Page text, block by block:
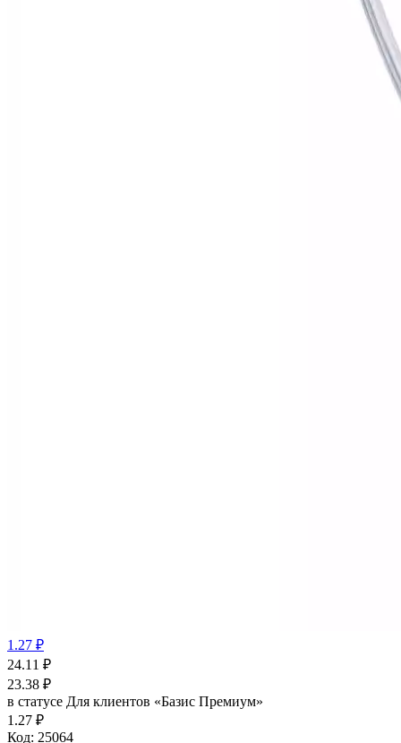
1.27 ₽
24.11 ₽
23.38 ₽
в статусе Для клиентов «Базис Премиум»
1.27 ₽
Код: 25064